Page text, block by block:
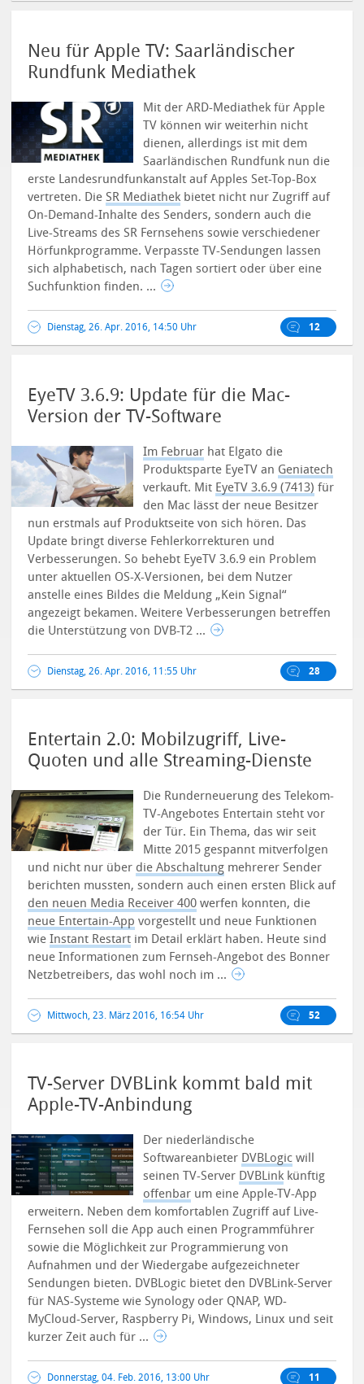
Neu für Apple TV: Saarländischer
Rundfunk Mediathek
Mit der ARD-Mediathek für Apple
TV können wir weiterhin nicht
dienen, allerdings ist mit dem
Saarländischen Rundfunk nun die
erste Landesrundfunkanstalt auf Apples Set-Top-Box
vertreten. DieSR Mediathek bietet nicht nur Zugriff auf
On-Demand-Inhalte des Senders, sondern auch die
Live-Streams des SR Fernsehens sowie verschiedener
Hörfunkprogramme. Verpasste TV-Sendungen lassen
sich alphabetisch, nach Tagen sortiert oder über eine
Suchfunktion finden. ...
Dienstag, 26. Apr. 2016, 14:50 Uhr 12
EyeTV 3.6.9: Update für die Mac-
Version der TV-Software
Im Februar hat Elgato die
Produktsparte EyeTV an Geniatech
verkauft. Mit EyeTV 3.6.9 (7413) für
den Mac lässt der neue Besitzer
nun erstmals auf Produktseite von sich hören. Das
Update bringt diverse Fehlerkorrekturen und
Verbesserungen. So behebt EyeTV 3.6.9 ein Problem
unter aktuellen OS-X-Versionen, bei dem Nutzer
anstelle eines Bildes die Meldung „Kein Signal“
angezeigt bekamen. Weitere Verbesserungen betreffen
die Unterstützung von DVB-T2 ...
Dienstag, 26. Apr. 2016, 11:55 Uhr 28
Entertain 2.0: Mobilzugriff, Live-
Quoten und alle Streaming-Dienste
Die Runderneuerung des Telekom-
TV-Angebotes Entertain steht vor
der Tür. Ein Thema, das wir seit
Mitte 2015 gespannt mitverfolgen
und nicht nur über die Abschaltung mehrerer Sender
berichten mussten, sondern auch einen ersten Blick auf
den neuen Media Receiver 400 werfen konnten, die
neue Entertain-App vorgestellt und neue Funktionen
wieInstant Restart im Detail erklärt haben. Heute sind
neue Informationen zum Fernseh-Angebot des Bonner
Netzbetreibers, das wohl noch im ...
Mittwoch, 23. März 2016, 16:54 Uhr 52
TV-Server DVBLink kommt bald mit
Apple-TV-Anbindung
Der niederländische
Softwareanbieter DVBLogic will
seinen TV-Server DVBLink künftig
offenbar um eine Apple-TV-App
erweitern. Neben dem komfortablen Zugriff auf Live-
Fernsehen soll die App auch einen Programmführer
sowie die Möglichkeit zur Programmierung von
Aufnahmen und der Wiedergabe aufgezeichneter
Sendungen bieten. DVBLogic bietet den DVBLink-Server
für NAS-Systeme wie Synology oder QNAP, WD-
MyCloud-Server, Raspberry Pi, Windows, Linux und seit
kurzer Zeit auch für ...
Donnerstag, 04. Feb. 2016, 13:00 Uhr 11